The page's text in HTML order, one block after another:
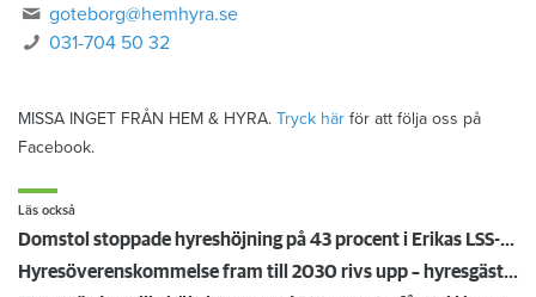
goteborg@hemhyra.se
031-704 50 32
MISSA INGET FRÅN HEM & HYRA. Tryck här för att följa oss på
Facebook.
Läs också
Domstol stoppade hyreshöjning på 43 procent i Erikas LSS-lägenhet – mamma Lena: ”Äntligen!”
Hyresöverenskommelse fram till 2030 rivs upp – hyresgäster känner sig svikna: "Jag går redan på knäna"